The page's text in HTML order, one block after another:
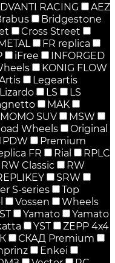
RACING
AEZ
Bridgestone
Cross Street
FR replica
iFree
INFORGED
KONIG FLOW
Legeartis
Lizardo LS
LS
MAK
MOMO SUV
MSW
Wheels
Original
PDW
Premium
FR Rial
RPLC
RW Classic
RW
SRW
S-series
Top
Vossen
Wheels
Yamato
Yamato
YST
ZEPP 4х4
СКАД Premium
Enkei